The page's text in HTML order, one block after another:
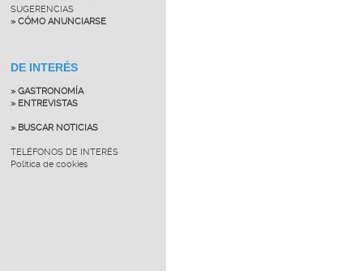
SUGERENCIAS
» CÓMO ANUNCIARSE
DE INTERÉS
» GASTRONOMÍA
» ENTREVISTAS
» BUSCAR NOTICIAS
TELÉFONOS DE INTERÉS
Política de cookies